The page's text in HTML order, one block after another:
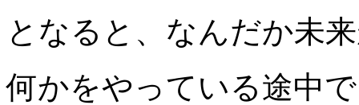
となると、なんだか未
何かをやっている途中